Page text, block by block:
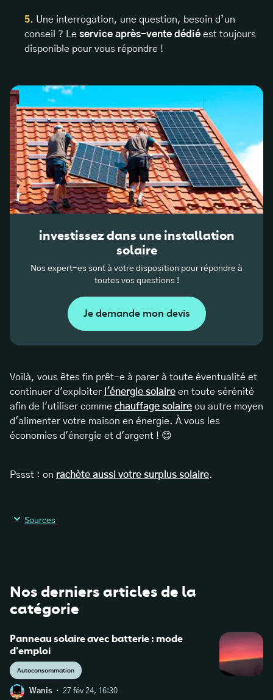
Une interrogation, une question, besoin d’un
conseil ? Le service après-vente dédié est toujours
disponible pour vous répondre !
investissez dans une installation
solaire
Nos expert-es sont à votre disposition pour répondre à
toutes vos questions !
Je demande mon devis
Voilà, vous êtes fin prêt-e à parer à toute éventualité et
continuer d'exploiter l'énergie solaire en toute sérénité
afin de l'utiliser comme chauffage solaire ou autre moyen
d'alimenter votre maison en énergie. À vous les
économies d'énergie et d'argent ! 😊
Pssst : on rachète aussi votre surplus solaire.
Sources
Nos derniers articles de la
catégorie
Panneau solaire avec batterie : mode
d’emploi
Autoconsommation
Wanis · 27 fév 24, 16:30